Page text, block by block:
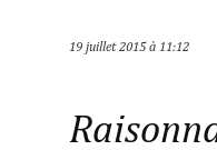
19 juillet 2015 à 11:12